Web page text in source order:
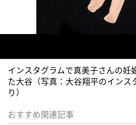
インスタグラムで真美子さんの妊
た大谷（写真：大谷翔平のインス
り）
おすすめ関連記事